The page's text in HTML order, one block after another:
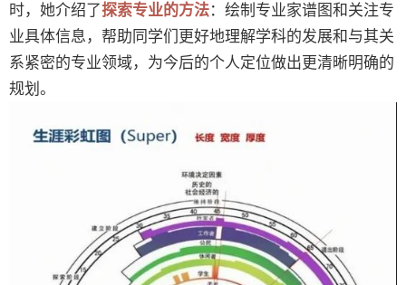
时，她介绍了探索专业的方法：绘制专业家谱图和关注专
业具体信息，帮助同学们更好地理解学科的发展和与其关
系紧密的专业领域，为今后的个人定位做出更清晰明确的
规划。